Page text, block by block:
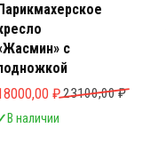
21100,00 ₽.
с
23100,00₽
цена
₽
цена: 18000,00 ₽.
В наличии